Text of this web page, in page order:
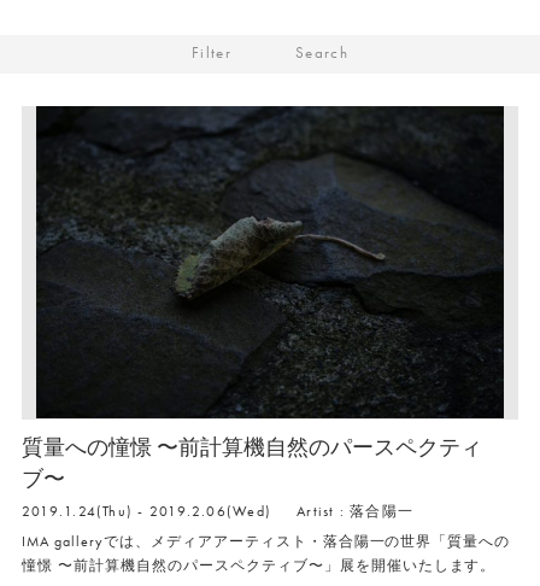
Filter Search
質量への憧憬 〜前計算機自然のパースペクティ
ブ〜
2019.1.24(Thu) - 2019.2.06(Wed)
Artist : 落合陽一
IMA galleryでは、メディアアーティスト・落合陽一の世界「質量への
憧憬 〜前計算機自然のパースペクティブ〜」展を開催いたします。